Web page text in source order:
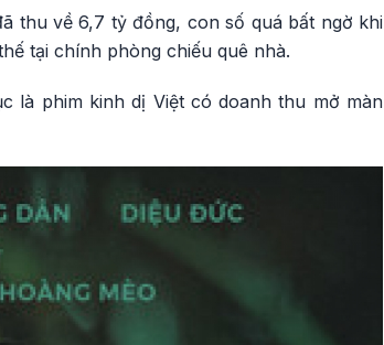
thu về 6,7 tỷ đồng, con số quá bất ngờ khi
tại chính phòng chiếu quê nhà.
là phim kinh dị Việt có doanh thu mở màn